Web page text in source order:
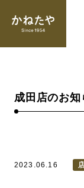
成田店のお知
2023.06.16